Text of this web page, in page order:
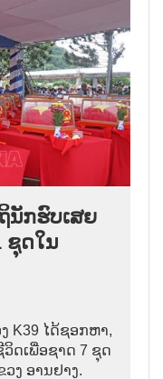
ນັກຮົບເສຍ
ຊຸດໃນ
K39 ໄດ້ຊອກຫາ,
ດເພື່ອຊາດ 7 ຊຸດ
ວງ ອານຢາງ.